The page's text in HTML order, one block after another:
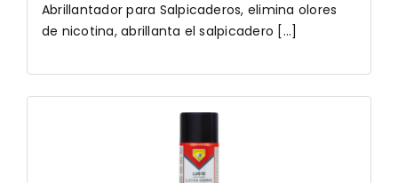
Abrillantador para Salpicaderos, elimina olores
de nicotina, abrillanta el salpicadero [...]